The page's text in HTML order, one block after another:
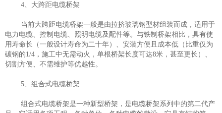
4、大跨距电缆桥架
当前大跨距电缆桥架一般是由拉挤玻璃钢型材组装而成，适用于
电力电缆、控制电缆、照明电缆及配件等。与铁制桥架相比，具有使
用寿命长（一般设计寿命为二十年）、安装方便且成本低（比重仅为
碳钢的1/4，施工中无需动火，单根桥架长度可达8米，甚至更长）、
切割方便、不需维护等优越性。
5、组合式电缆桥架
组合式电缆桥架是一种新型桥架，是电缆桥架系列中的第二代产